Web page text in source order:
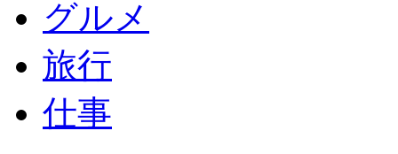
グルメ
旅行
仕事